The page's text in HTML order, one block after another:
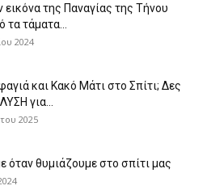
εικόνα της Παναγίας της Τήνου
τάματα...
2024
και Κακό Μάτι στο Σπίτι; Δες
για...
2025
όταν θυμιάζουμε στο σπίτι μας